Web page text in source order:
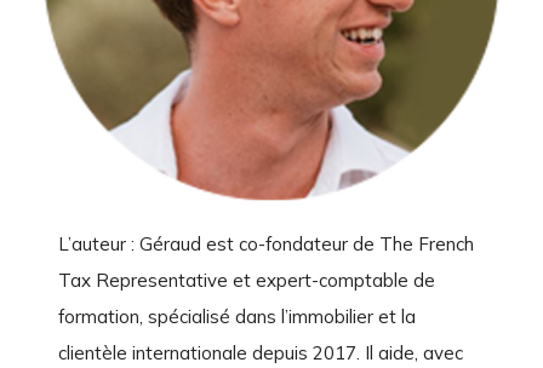
L’auteur : Géraud est co-fondateur de The French
Tax Representative et expert-comptable de
formation, spécialisé dans l’immobilier et la
clientèle internationale depuis 2017. Il aide, avec